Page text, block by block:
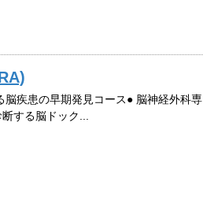
脳疾患の早期発見コース● 脳神経外科専
する脳ドック...